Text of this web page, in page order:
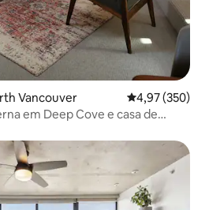
Vancouver 4,97 de uma
4,97 (350)
em Deep Cove e casa de